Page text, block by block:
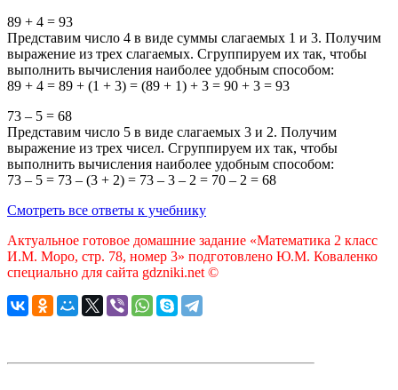
89 + 4 = 93
Представим число 4 в виде суммы слагаемых 1 и 3. Получим
выражение из трех слагаемых. Сгруппируем их так, чтобы
выполнить вычисления наиболее удобным способом:
89 + 4 = 89 + (1 + 3) = (89 + 1) + 3 = 90 + 3 = 93
73 – 5 = 68
Представим число 5 в виде слагаемых 3 и 2. Получим
выражение из трех чисел. Сгруппируем их так, чтобы
выполнить вычисления наиболее удобным способом:
73 – 5 = 73 – (3 + 2) = 73 – 3 – 2 = 70 – 2 = 68
Смотреть все ответы к учебнику
Актуальное готовое домашние задание «Математика 2 класс
И.М. Моро, стр. 78, номер 3» подготовлено Ю.М. Коваленко
специально для сайта gdzniki.net ©